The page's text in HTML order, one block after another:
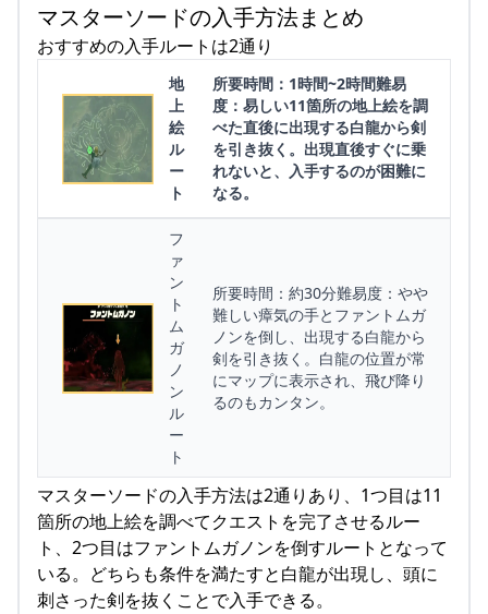
マスターソードの入手方法まとめ
おすすめの入手ルートは2通り
地
上
絵
ル
ー
ト
所要時間：1時間~2時間難易
度：易しい11箇所の地上絵を調
べた直後に出現する白龍から剣
を引き抜く。出現直後すぐに乗
れないと、入手するのが困難に
なる。
フ
ァ
ン
ト
ム
ガ
ノ
ン
ル
ー
ト
所要時間：約30分難易度：やや
難しい瘴気の手とファントムガ
ノンを倒し、出現する白龍から
剣を引き抜く。白龍の位置が常
にマップに表示され、飛び降り
るのもカンタン。
マスターソードの入手方法は2通りあり、1つ目は11
箇所の地上絵を調べてクエストを完了させるルー
ト、2つ目はファントムガノンを倒すルートとなって
いる。どちらも条件を満たすと白龍が出現し、頭に
刺さった剣を抜くことで入手できる。